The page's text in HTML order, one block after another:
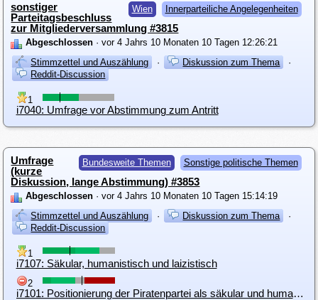
Wien Innerparteiliche Angelegenheiten
sonstiger
Parteitagsbeschluss
zur Mitgliederversammlung #3815
Abgeschlossen · vor 4 Jahrs 10 Monaten 10 Tagen 12:26:21
Stimmzettel und Auszählung
· Diskussion zum Thema
·
Reddit-Discussion
1
i7040: Umfrage vor Abstimmung zum Antritt
Bundesweite Themen Sonstige politische Themen
Umfrage
(kurze
Diskussion, lange Abstimmung) #3853
Abgeschlossen · vor 4 Jahrs 10 Monaten 10 Tagen 15:14:19
Stimmzettel und Auszählung
· Diskussion zum Thema
·
Reddit-Discussion
1
i7107: Säkular, humanistisch und laizistisch
2
i7101: Positionierung der Piratenpartei als säkular und humanistisch